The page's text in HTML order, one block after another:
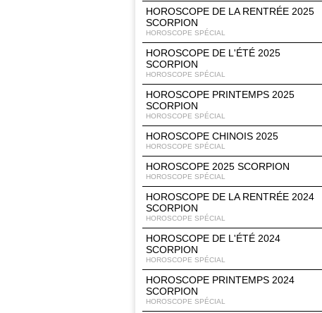
HOROSCOPE DE LA RENTRÉE 2025
SCORPION
HOROSCOPE SPÉCIAL
HOROSCOPE DE L'ÉTÉ 2025
SCORPION
HOROSCOPE SPÉCIAL
HOROSCOPE PRINTEMPS 2025
SCORPION
HOROSCOPE SPÉCIAL
HOROSCOPE CHINOIS 2025
HOROSCOPE SPÉCIAL
HOROSCOPE 2025 SCORPION
HOROSCOPE SPÉCIAL
HOROSCOPE DE LA RENTRÉE 2024
SCORPION
HOROSCOPE SPÉCIAL
HOROSCOPE DE L'ÉTÉ 2024
SCORPION
HOROSCOPE SPÉCIAL
HOROSCOPE PRINTEMPS 2024
SCORPION
HOROSCOPE SPÉCIAL